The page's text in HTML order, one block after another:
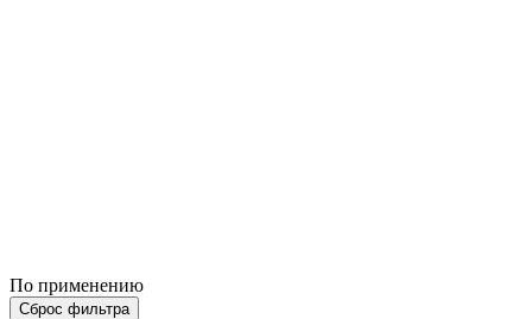
По применению
Сброс фильтра